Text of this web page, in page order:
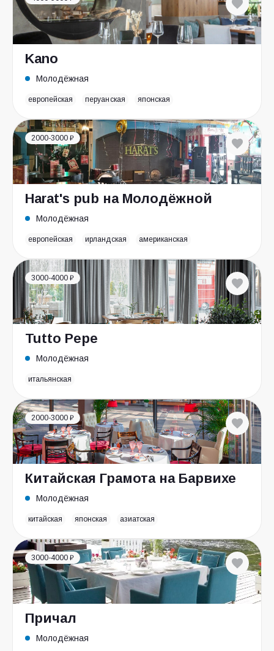
Kano
Молодёжная
европейская перуанская японская
2000-3000 ₽
Harat's pub на Молодёжной
Молодёжная
европейская ирландская американская
3000-4000 ₽
Tutto Pepe
Молодёжная
итальянская
2000-3000 ₽
Китайская Грамота на Барвихе
Молодёжная
китайская японская азиатская
3000-4000 ₽
Причал
Молодёжная